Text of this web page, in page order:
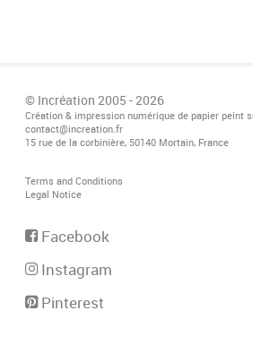
© Incréation 2005 - 2026
Création & impression numérique de papier peint
contact@increation.fr
15 rue de la corbinière, 50140 Mortain, France
Terms and Conditions
Legal Notice
Facebook
Instagram
Pinterest